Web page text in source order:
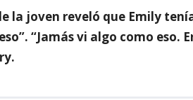
la joven reveló que Emily
“Jamás vi algo como eso.